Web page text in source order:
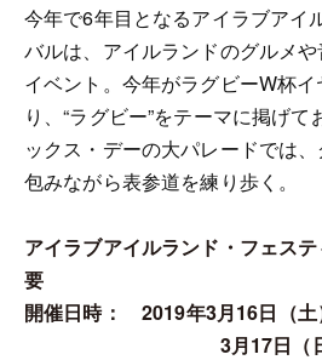
今年で6年目となるアイラブアイ
バルは、アイルランドのグルメ
イベント。今年がラグビーW杯
り、“ラグビー”をテーマに掲げて
ックス・デーの大パレードでは
包みながら表参道を練り歩く。
アイラブアイルランド・フェス
要
開催日時： 2019年3月16日（土
3月17日（日）10